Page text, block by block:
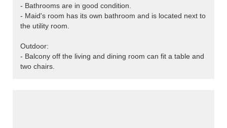
- Bathrooms are in good condition.
- Maid's room has its own bathroom and is located next to
the utility room.
Outdoor:
- Balcony off the living and dining room can fit a table and
two chairs.